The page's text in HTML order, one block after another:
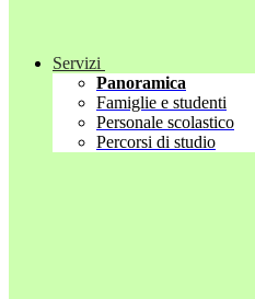
Servizi
Panoramica
Famiglie e studenti
Personale scolastico
Percorsi di studio